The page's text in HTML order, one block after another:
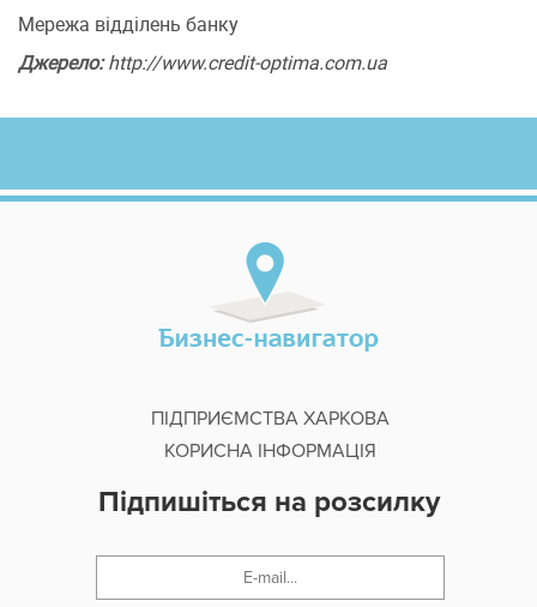
Мережа відділень банку
Джерело: http://www.credit-optima.com.ua
ПІДПРИЄМСТВА ХАРКОВА
КОРИСНА ІНФОРМАЦІЯ
Підпишіться на розсилку